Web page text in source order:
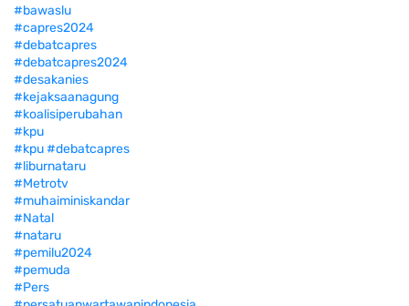
#bawaslu
#capres2024
#debatcapres
#debatcapres2024
#desakanies
#kejaksaanagung
#koalisiperubahan
#kpu
#kpu #debatcapres
#liburnataru
#Metrotv
#muhaiminiskandar
#Natal
#nataru
#pemilu2024
#pemuda
#Pers